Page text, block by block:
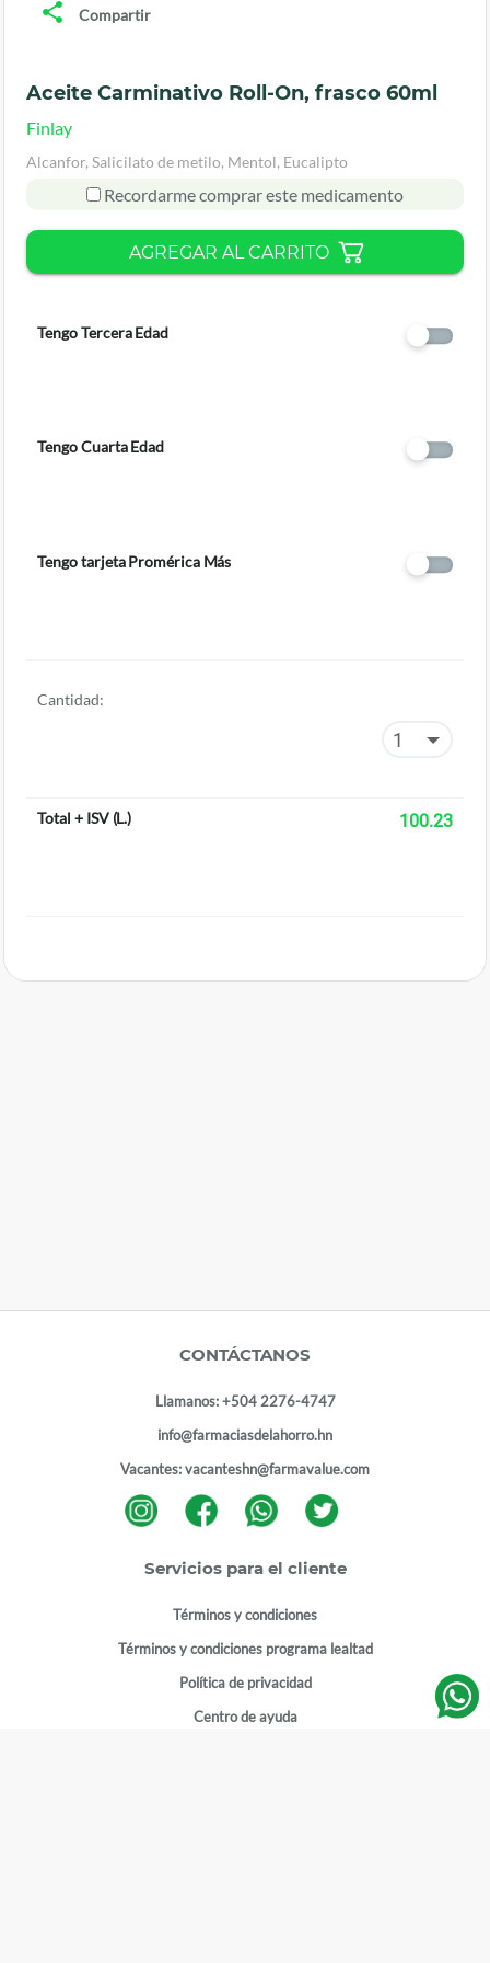
Compartir
Aceite Carminativo Roll-On, frasco 60ml
Finlay
Alcanfor, Salicilato de metilo, Mentol, Eucalipto
Recordarme comprar este medicamento
AGREGAR AL CARRITO
Tengo Tercera Edad
Tengo Cuarta Edad
Tengo tarjeta Promérica Más
Cantidad:
Total + ISV(L.) 100.23
CONTÁCTANOS
Llamanos:+504 2276-4747
info@farmaciasdelahorro.hn
Vacantes:vacanteshn@farmavalue.com
Servicios para el cliente
Términos y condiciones
Términos y condiciones programa lealtad
Política de privacidad
Centro de ayuda